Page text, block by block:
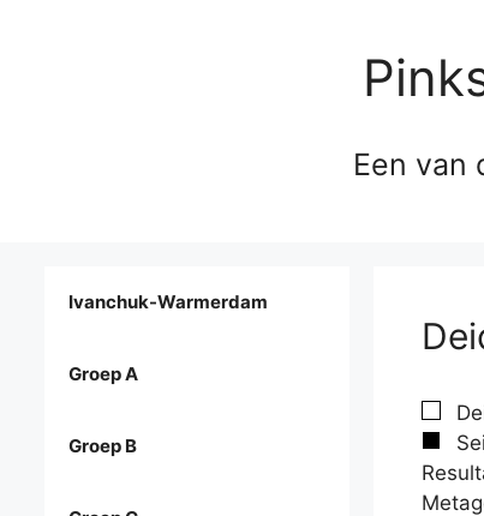
Een van
Ivanchuk-Warmerdam
Groep A
Groep B